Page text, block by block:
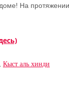
На
, Кыст аль хинди